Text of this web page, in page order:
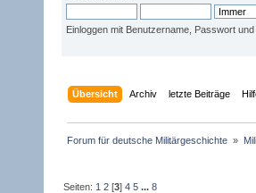
Einloggen mit Benutzername, Passwort
Übersicht Archiv letzte Beiträge
Forum für deutsche Militärgeschichte »
Seiten: 1 2 [3]4 5 ...8